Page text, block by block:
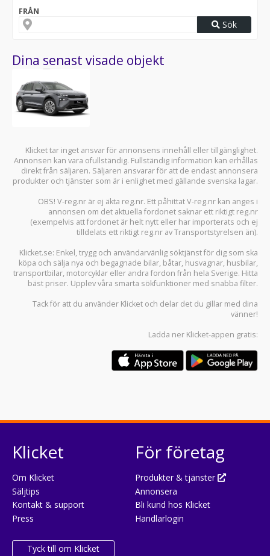
FRÅN
Sök
Dina senast visade objekt
Klicket tar inget ansvar för annonsens innehåll eller tillgänglighet.
Annonsen kan vara ofullständig. Fullständig information kan erhållas
direkt från säljaren. Säljaren ansvarar för att de endast annonsera
produkter och tjänster som är i enlighet med gällande svenska lagar.
OBS! V-reg.nr är ej äkta reg.nr. Ett påhittat V-reg.nr kan anges i
annonsen om det aktuella fordonet saknar ett riktigt reg.nr
(exempelvis att fordonet är helt nytt eller har importerats och ej
tilldelats ett riktigt reg.nr av Transportstyrelsen än).
Klicket.se: Enkel, trygg och användarvänlig söktjänst för dig som ska
köpa och sälja nya och begagnade bilar, båtar, husvagnar, husbilar,
transportbilar, motorcyklar eller andra fordon från hela Sverige. Hitta
bäst priser. Upplev våra smarta sökfunktioner med snabba filter.
Tack för att du använder Klicket och delar det du gillar med dina
vänner!
Ladda ner Klicket-appen gratis:
Klicket
Om Klicket
Säljtips
Kontakt & support
Press
Tyck till om Klicket
För företag
Produkter & tjänster
Annonsera
Bli kund hos Klicket
Handlarlogin